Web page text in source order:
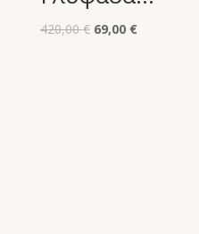
420,00€ Original
69,00 €Η